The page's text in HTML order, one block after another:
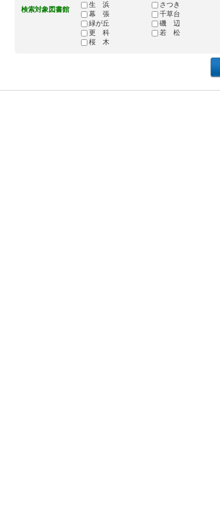
検索対象図書館
生 浜
さつき
幕 張
千草台
緑が丘
磯 辺
更 科
若 松
桜 木